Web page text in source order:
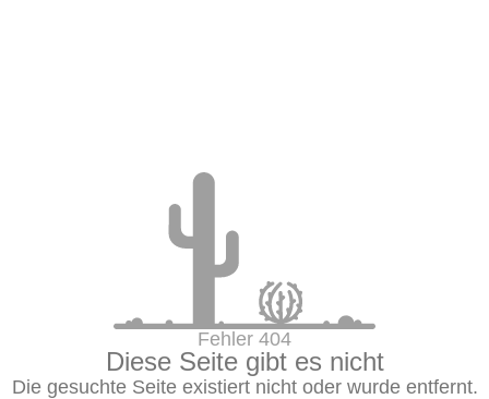
Fehler 404
Diese Seite gibt es nicht
Die gesuchte Seite existiert nicht oder wurde entfernt.